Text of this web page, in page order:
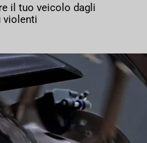
il tuo veicolo dagli
violenti